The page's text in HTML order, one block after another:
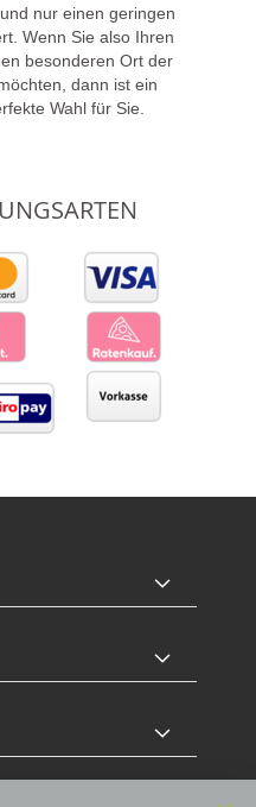
nur einen geringen
Wenn Sie also Ihren
besonderen Ort der
dann ist ein
Wahl für Sie.